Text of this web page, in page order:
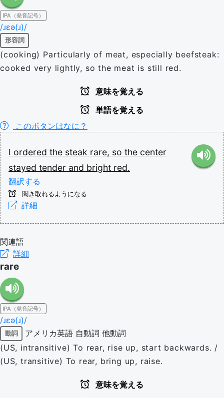
IPA（発音記号）
/ɹɛə(ɹ)/
形容詞
(cooking) Particularly of meat, especially beefsteak:
cooked very lightly, so the meat is still red.
意味を覚える
単語を覚える
このボタンはなに？
I ordered the steak rare, so the center
stayed tender and bright red.
翻訳する
聞き取れるようになる
詳細
関連語
詳細
rare
IPA（発音記号）
/ɹɛə(ɹ)/
動詞 アメリカ英語 自動詞 他動詞
(US, intransitive) To rear, rise up, start backwards. /
(US, transitive) To rear, bring up, raise.
意味を覚える